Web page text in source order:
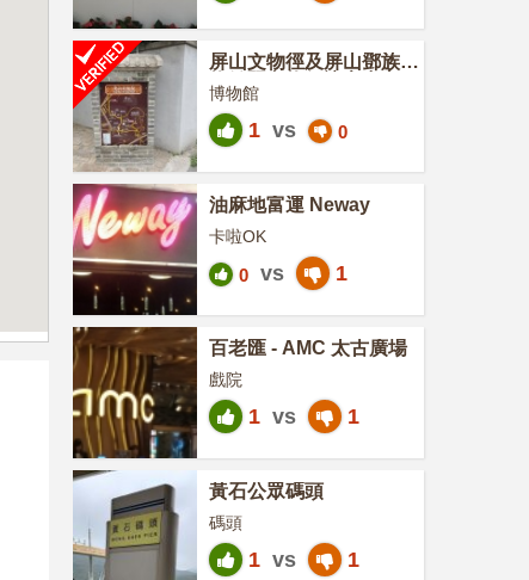
屏山文物徑及屏山鄧族文
物館暨文物徑訪客中心
博物館
1 vs 0
油麻地富運 Neway
卡啦OK
0 vs 1
百老匯 - AMC 太古廣場
戲院
1 vs 1
黃石公眾碼頭
碼頭
1 vs 1